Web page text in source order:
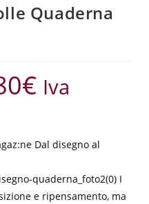
Quaderna
€ Iva
Dal disegno al
quaderna_foto2(0) I
e ripensamento, ma